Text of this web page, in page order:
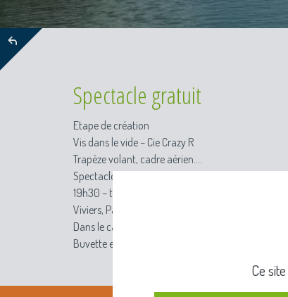
Spectacle gratuit
Etape de création
Vis dans le vide – Cie Crazy R
Trapèze volant, cadre aérien....
Spectacle de voltige circassienne pour 7 artistes,
19h30 – tout public
Viviers, Parc de la Mairie
Dans le cadre d’une résidence organisée en
Buvette et petite restauration avec la guinguette de
Ce